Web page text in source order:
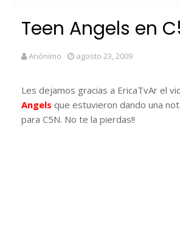
Teen Angels en
Anónimo agosto 23, 2009
Les dejamos gracias a EricaTvAr el
Angels que estuvieron dando una
para C5N. No te la pierdas!!